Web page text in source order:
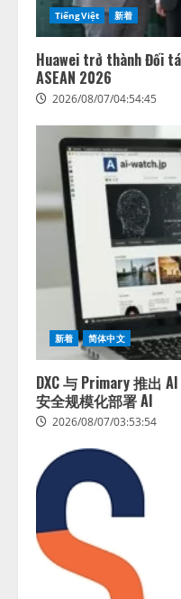
TiếngViệt 新着
Huawei trở thành Đối
ASEAN 2026
2026/08/07/04:54:45
新着 简体中文
DXC 与 Primary 推出
安全规模化部署 AI
2026/08/07/03:53:54